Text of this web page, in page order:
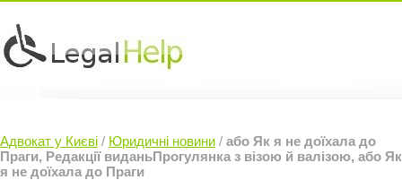
Судовий Адвокат »
Контакти »
Адвокат у Києві / Юридичні новини / або Як я не доїхала до
Праги, Редакції виданьПрогулянка з візою й валізою, або Як
я не доїхала до Праги